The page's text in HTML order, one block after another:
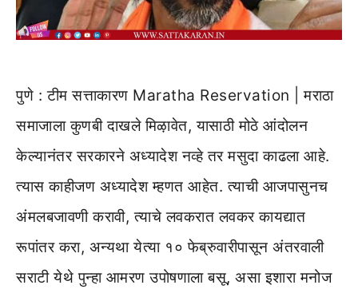
पुणे : टीम सत्ताकारण Maratha Reservation | मराठा
समाजाला कुणबी दाखले मिऴावेत, यासाठी मोठे आंदोलन
केल्यानंतर सरकारने अध्यादेश नव्हे तर मसुदा काढला आहे.
त्यास काहीजण अध्यादेश म्हणत आहेत. त्याची आजपासुनच
अंमलबजावणी करावी, त्याचे लवकरात लवकर कायद्यात
रूपांतर करा, अन्यथा येत्या १० फेब्रुवारीपासून अंतरवाली
सराटी येथे पुन्हा आमरण उपोषणाला बसू, असा इशारा मनोज